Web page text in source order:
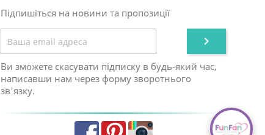
Підпишіться на новини та пропозиції

Ви зможете скасувати підписку в будь-який час,
написавши нам через форму зворотнього
зв'язку.
FacebookPinterestInstagram